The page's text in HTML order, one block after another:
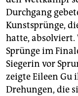
Durchgang
Kunstsprünge,
hatte, absolviert.
Sprünge im
Siegerin vor
zeigte Eileen Gu
Drehungen, die